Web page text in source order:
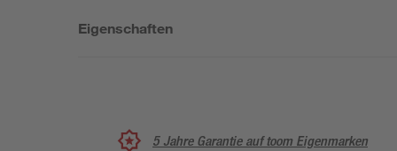
Eigenschaften
5 Jahre Garantie auf toom Eigenmarken